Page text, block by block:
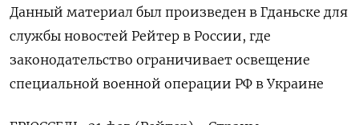
Данный материал был произведен в Гданьске для
службы новостей Рейтер в России, где
законодательство ограничивает освещение
специальной военной операции РФ в Украине